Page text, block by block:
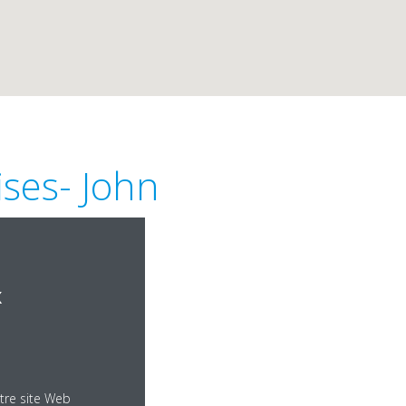
John
site Web